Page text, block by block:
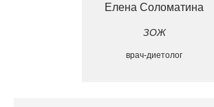
Елена Соломатина
ЗОЖ
врач-диетолог